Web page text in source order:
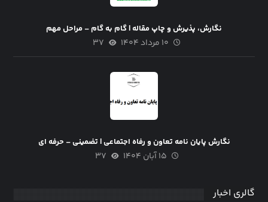
نگارش، پذیرش و چاپ مقاله | گام به گام – مراحل مهم
۱۰ مرداد ۱۴۰۴ ۳۷
نگارش پایان نامه تعاون و رفاه اجتماعی | تضمینی – حرفه ای
۱۵ آبان ۱۴۰۴ ۳۷
گالری اخبار